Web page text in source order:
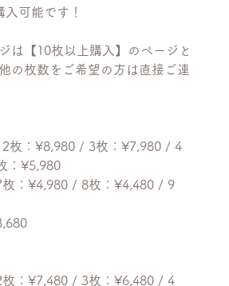
可能です！
は【10枚以上購入】のページと
の枚数をご希望の方は直接ご連
枚：¥8,980 / 3枚：¥7,980 / 4
：¥5,980
：¥4,980 / 8枚：¥4,480 / 9
：¥7,480 / 3枚：¥6,480 / 4